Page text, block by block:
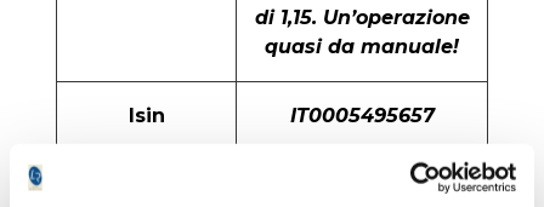
di 1,15. Un’operazione
quasi da manuale!
Isin IT0005495657